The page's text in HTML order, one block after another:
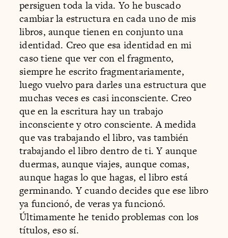
persiguen toda la vida. Yo he buscado
cambiar la estructura en cada uno de mis
libros, aunque tienen en conjunto una
identidad. Creo que esa identidad en mi
caso tiene que ver con el fragmento,
siempre he escrito fragmentariamente,
luego vuelvo para darles una estructura que
muchas veces es casi inconsciente. Creo
que en la escritura hay un trabajo
inconsciente y otro consciente. A medida
que vas trabajando el libro, vas también
trabajando el libro dentro de ti. Y aunque
duermas, aunque viajes, aunque comas,
aunque hagas lo que hagas, el libro está
germinando. Y cuando decides que ese libro
ya funcionó, de veras ya funcionó.
Últimamente he tenido problemas con los
títulos, eso sí.